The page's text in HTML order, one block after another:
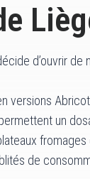
d’ouvrir
versions
un
de